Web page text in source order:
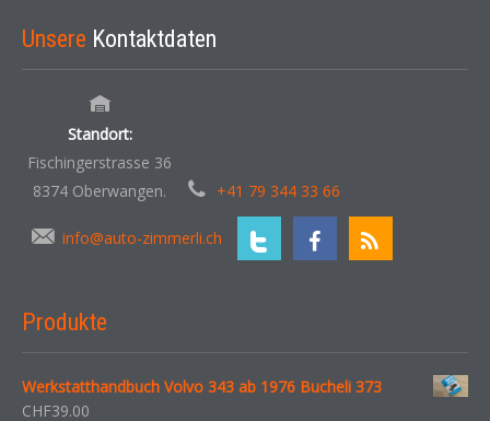
Unsere Kontaktdaten
Standort:
Fischingerstrasse 36
8374 Oberwangen.
+41 79 344 33 66
info@auto-zimmerli.ch
Produkte
Werkstatthandbuch Volvo 343 ab 1976 Bucheli 373
CHF39.00